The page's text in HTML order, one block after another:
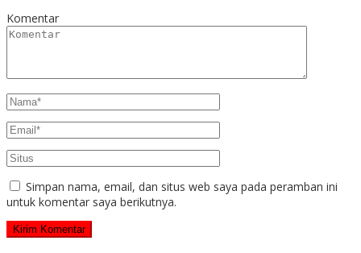
Komentar
Simpan nama, email, dan situs web saya pada peramban ini
untuk komentar saya berikutnya.